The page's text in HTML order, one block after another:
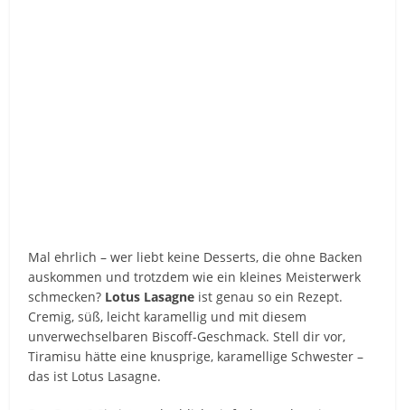
Mal ehrlich – wer liebt keine Desserts, die ohne Backen
auskommen und trotzdem wie ein kleines Meisterwerk
schmecken? Lotus Lasagne ist genau so ein Rezept.
Cremig, süß, leicht karamellig und mit diesem
unverwechselbaren Biscoff-Geschmack. Stell dir vor,
Tiramisu hätte eine knusprige, karamellige Schwester –
das ist Lotus Lasagne.